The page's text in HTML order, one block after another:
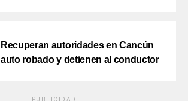
Recuperan autoridades en Cancún
auto robado y detienen al conductor